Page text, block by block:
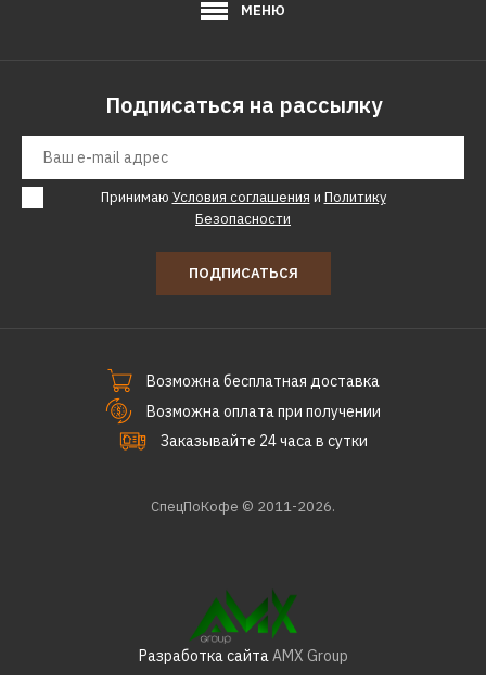
МЕНЮ
Подписаться на рассылку
Принимаю Условия соглашения и Политику
Безопасности
ПОДПИСАТЬСЯ
Возможна бесплатная доставка
Возможна оплата при получении
Заказывайте 24 часа в сутки
СпецПоКофе © 2011-2026.
Разработка сайтаAMX Group